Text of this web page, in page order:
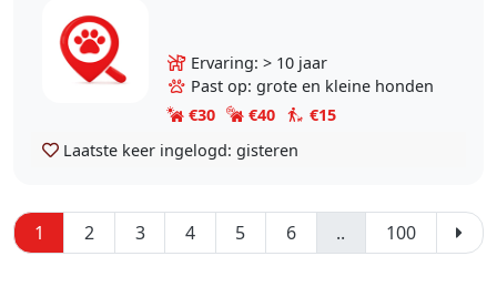
Ervaring: > 10 jaar
Past op: grote en kleine honden
€30
€40
€15
Laatste keer ingelogd: gisteren
1 2 3 4 5 6 .. 100